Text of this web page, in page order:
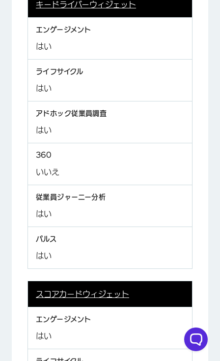
キードライバーウィジェット
はい
はい
はい
いいえ
はい
はい
スコアカードウィジェット
はい